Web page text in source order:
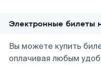
Электронные билеты
Вы можете купить
оплачивая любым